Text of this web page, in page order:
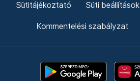
Sütitájékoztató Süti beállítások
Kommentelési szabályzat